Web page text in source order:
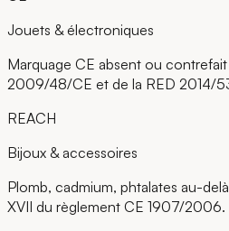
Jouets & électroniques
Marquage CE absent ou
2009/48/CE et de la RED 2014/
REACH
Bijoux & accessoires
Plomb, cadmium, phtalates au-
XVII du règlement CE 1907/2006.